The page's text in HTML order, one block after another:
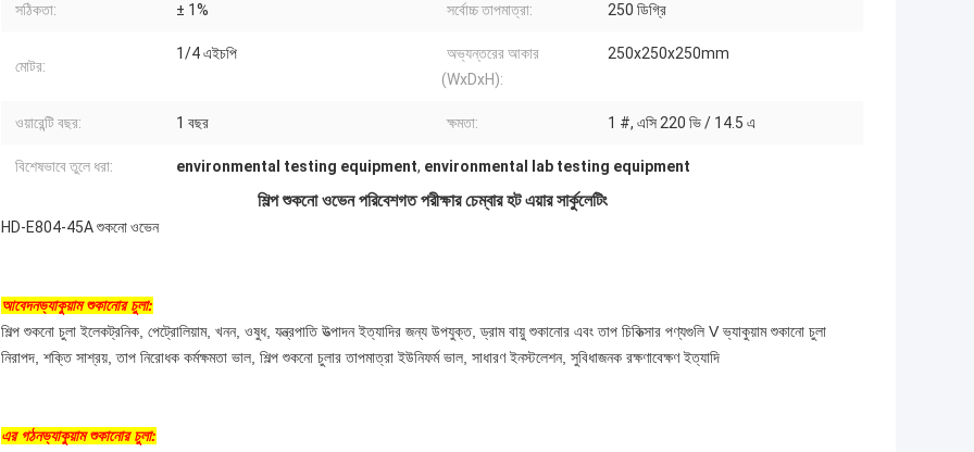
সঠিকতা: ± 1% সর্বোচ্চ তাপমাত্রা: 250 ডিগ্রি
মোটর:
1/4 এইচপি
অভ্যন্তরের আকার
(WxDxH):
250x250x250mm
ওয়ারেন্টি বছর: 1 বছর ক্ষমতা: 1 #, এসি 220 ভি / 14.5 এ
বিশেষভাবে তুলে ধরা: environmental testing equipment, environmental lab testing equipment
শিল্প শুকনো ওভেন পরিবেশগত পরীক্ষার চেম্বার হট এয়ার সার্কুলেটিং
HD-E804-45A শুকনো ওভেন
আবেদনভ্যাকুয়াম শুকানোর চুলা:
শিল্প শুকনো চুলা ইলেকট্রনিক, পেট্রোলিয়াম, খনন, ওষুধ, যন্ত্রপাতি উত্পাদন ইত্যাদির জন্য উপযুক্ত, ড্রাম বায়ু শুকানোর এবং তাপ চিকিত্সার পণ্যগুলি V ভ্যাকুয়াম শুকানো চুলা
নিরাপদ, শক্তি সাশ্রয়, তাপ নিরোধক কর্মক্ষমতা ভাল, শিল্প শুকনো চুলার তাপমাত্রা ইউনিফর্ম ভাল, সাধারণ ইনস্টলেশন, সুবিধাজনক রক্ষণাবেক্ষণ ইত্যাদি
এর গঠনভ্যাকুয়াম শুকানোর চুলা: